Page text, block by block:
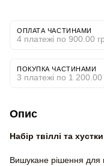
ОПЛАТА ЧАСТИНАМИ
4 платежі по 900.00
ПОКУПКА ЧАСТИНАМИ
3 платежі по 1 200.00
Опис
Набір твіллі та хустки
Вишукане рішення для